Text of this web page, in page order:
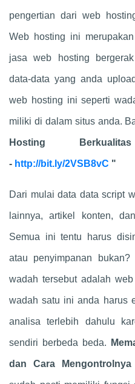
pengertian dari web
Web hosting ini
jasa web hosting
data-data yang anda
web hosting ini seperti
miliki di dalam situs anda.
Hosting
- http://bit.ly/2VSB8vC "
Dari mulai data data script
lainnya, artikel konten,
Semua ini tentu harus
atau penyimpanan
wadah tersebut adalah
wadah satu ini anda harus
analisa terlebih dahulu
sendiri berbeda beda.
dan Cara Mengontrolnya